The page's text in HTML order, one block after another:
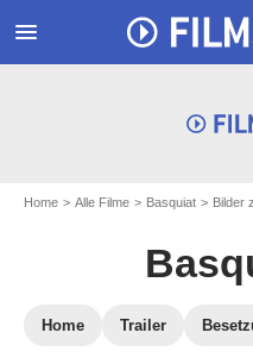
menu
Home Alle Filme Basquiat Bilder
Home Trailer